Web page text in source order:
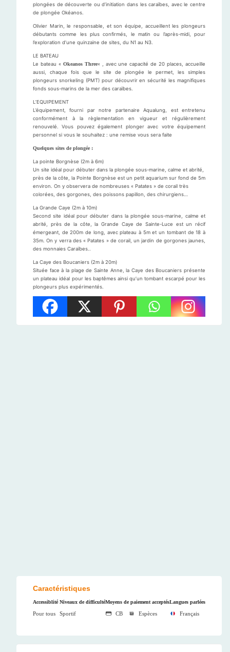
plongées de découverte ou d’initiation dans les caraïbes, avec le centre
de plongée Okéanos.
Olivier Marin, le responsable, et son équipe, accueillent les plongeurs
débutants comme les plus confirmés, le matin ou l’après-midi, pour
l’exploration d’une quinzaine de sites, du N1 au N3.
LE BATEAU
Le bateau « Okeanos Three« , avec une capacité de 20 places, accueille
aussi, chaque fois que le site de plongée le permet, les simples
plongeurs snorkeling (PMT) pour découvrir en sécurité les magnifiques
fonds sous-marins de la mer des caraïbes.
L’EQUIPEMENT
L’équipement, fourni par notre partenaire Aqualung, est entretenu
conformément à la règlementation en vigueur et régulièrement
renouvelé. Vous pouvez également plonger avec votre équipement
personnel si vous le souhaitez : une remise vous sera faite
Quelques sites de plongée :
La pointe Borgnèse (2m à 6m)
Un site idéal pour débuter dans la plongée sous-marine, calme et abrité,
près de la côte, la Pointe Borgnèse est un petit aquarium sur fond de 5m
environ. On y observera de nombreuses « Patates » de corail très
colorées, des gorgones, des poissons papillon, des chirurgiens…
La Grande Caye (2m à 10m)
Second site idéal pour débuter dans la plongée sous-marine, calme et
abrité, près de la côte, la Grande Caye de Sainte-Luce est un récif
émergeant, de 200m de long, avec plateau à 5m et un tombant de 18 à
35m. On y verra des « Patates » de corail, un jardin de gorgones jaunes,
des monnaies Caraïbes..
La Caye des Boucaniers (2m à 20m)
Située face à la plage de Sainte Anne, la Caye des Boucaniers présente
un plateau idéal pour les baptêmes ainsi qu’un tombant escarpé pour les
plongeurs plus expérimentés.
Caractéristiques
Accessiblité
Pour tous
Niveaux de difficulté
Sportif
Moyens de paiement acceptés
CB Espèces
Langues parlées
Français